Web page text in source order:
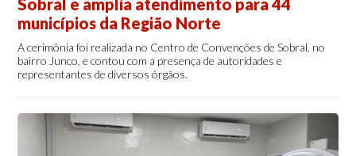
Sobral e amplia atendimento para 44
municípios da Região Norte
A cerimônia foi realizada no Centro de Convenções de Sobral, no
bairro Junco, e contou com a presença de autoridades e
representantes de diversos órgãos.